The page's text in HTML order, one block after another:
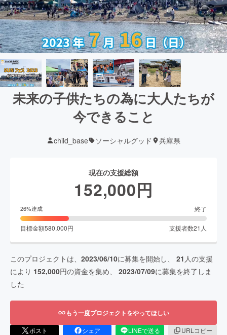
未来の子供たちの為に大人たちが
今できること
child_base ソーシャルグッド 兵庫県
現在の支援総額
152,000円
26%達成 終了
目標金額580,000円 支援者数21 人
このプロジェクトは、 2023/06/10に募集を開始し、 21 人の支援
により 152,000円の資金を集め、 2023/07/09に募集を終了しま
した
もう一度プロジェクトをやってほしい
ポスト シェア LINEで送る
URLコピー